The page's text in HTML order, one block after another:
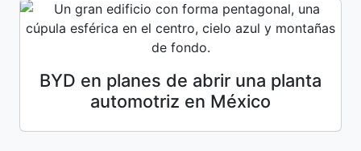
BYD en planes de abrir una planta
automotriz en México